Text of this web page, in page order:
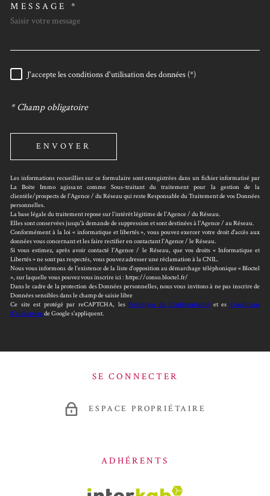
MESSAGE *
RÈGLEMENTATION
J'accepte les conditions d'utilisation des données (*)
* Champ obligatoire
ENVOYER
Les informations recueillies sur ce formulaire sont enregistrées dans un fichier informatisé par
La Boite Immo agissant comme Sous-traitant du traitement pour la gestion de la
clientèle/prospects de l'Agence / du Réseau qui reste Responsable du Traitement de vos Données
personnelles.
La base légale du traitement repose sur l’intérêt légitime de l'Agence / du Réseau.
Elles sont conservées jusqu'à demande de suppression et sont destinées à l'Agence / au Réseau.
Conformément à la loi « informatique et libertés », vous pouvez exercer votre droit d'accès aux
données vous concernant et les faire rectifier en contactant l'Agence / le Réseau.
Si vous estimez, après avoir contacté l'Agence / le Réseau, que vos droits « Informatique et
Libertés » ne sont pas respectés, vous pouvez adresser une réclamation à la CNIL.
Nous vous informons de l’existence de la liste d'opposition au démarchage téléphonique « Bloctel
», sur laquelle vous pouvez vous inscrire ici : https://conso.bloctel.fr/
Dans le cadre de la protection des Données personnelles, nous vous invitons à ne pas inscrire de
Données sensibles dans le champ de saisie libre
Ce site est protégé par reCAPTCHA, lesPolitiques de Confidentialité et esConditions
d'utilisationde Google s'appliquent.
SE CONNECTER
ESPACE PROPRIÉTAIRE
ADHÉRENTS